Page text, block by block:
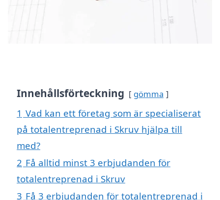
Innehållsförteckning gömma
1 Vad kan ett företag som är specialiserat
på totalentreprenad i Skruv hjälpa till
med?
2 Få alltid minst 3 erbjudanden för
totalentreprenad i Skruv
3 Få 3 erbjudanden för totalentreprenad i